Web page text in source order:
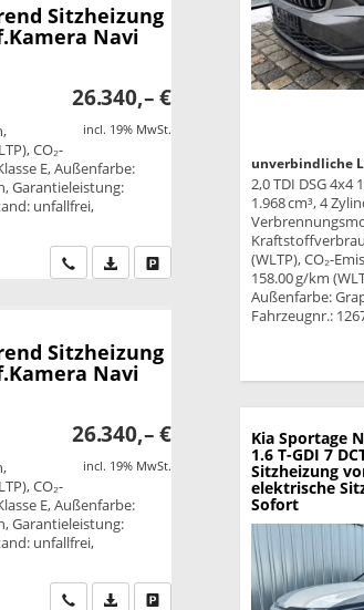
Sitzheizung
Navi
26.340,– €
incl. 19% MwSt.
CO₂-
E, Außenfarbe:
Garantieleistung:
unfallfrei,
Wir rufen Sie anPDF-Datei, Fahrzeugexposé drucken
Drucken, parken oder
Sitzheizung
Navi
26.340,– €
incl. 19% MwSt.
CO₂-
E, Außenfarbe:
Garantieleistung:
unfallfrei,
Wir rufen Sie anPDF-Datei, Fahrzeugexposé drucken
Drucken, parken oder
unverbindliche
2,0 TDI DSG 4x4
1.968 cm³, 4
(WLTP), CO₂-
158.00 g/km
Außenfarbe:
Fahrzeugnr.:
Kia Sportage
1.6 T-GDI 7
Sitzheizung
elektrische
Sofort